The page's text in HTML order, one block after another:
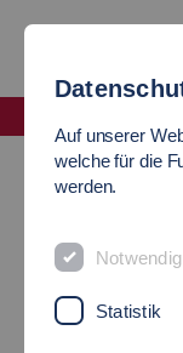
Incoming
Auf unserer
welche für die
werden.
Notwendig
Statistik